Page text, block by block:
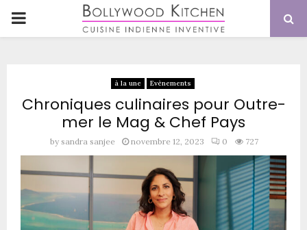
PRIMARY
à la une Evènements
Chroniques culinaires pour Outre-
mer le Mag & Chef Pays
by sandra sanjee novembre 12, 2023 0 727